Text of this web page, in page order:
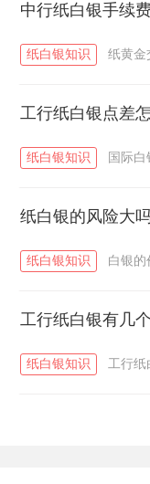
黄金T+D知识 /
中行纸白银手续
纸白银知识 纸黄金
工行纸白银点差
纸白银知识 国际
纸白银的风险大
纸白银知识 白银的
工行纸白银有几
纸白银知识 工行纸